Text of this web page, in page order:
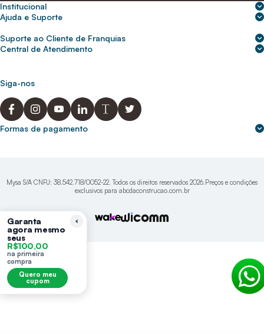
Institucional
Sobre nós
Para empresas
Ajuda e Suporte
Frete e entrega
Política de Privacidade
Privacidade e segurança
Suporte ao Cliente de Franquias
2ª Via de Boletos - Crédito ABC
Central de Atendimento
(31) 9 9105-5920
abcnasuacasa.atendimento@abcdaconstrucao.com.br
Voz: Segunda a Sexta das 08:00 às 18:00
Whatsapp: Segunda a Sexta das 08:00 às 18:00
Siga-nos
Formas de pagamento
Mysa S/A CNPJ: 38.542.718/0052-22. Todos os direitos reservados 2026.Preços e condições
exclusivos para abcdaconstrucao.com.br
Garanta
agora mesmo
seus
R$100,00
na primeira
compra
Quero meu
cupom